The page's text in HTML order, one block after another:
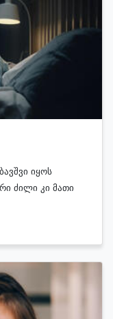
იყოს
ძილი კი მათი